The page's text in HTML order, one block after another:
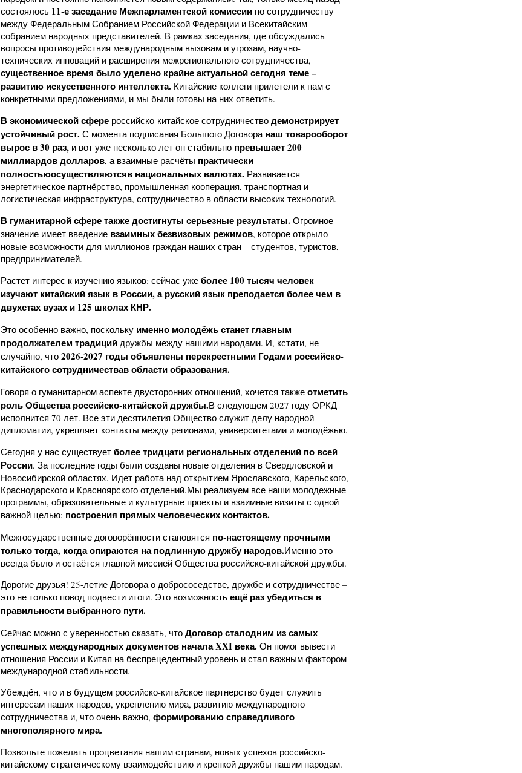
состоялось 11-е заседание Межпарламентской комиссии по сотрудничеству
между Федеральным Собранием Российской Федерации и Всекитайским
собранием народных представителей. В рамках заседания, где обсуждались
вопросы противодействия международным вызовам и угрозам, научно-
технических инноваций и расширения межрегионального сотрудничества,
существенное время было уделено крайне актуальной сегодня теме –
развитию искусственного интеллекта. Китайские коллеги прилетели к нам с
конкретными предложениями, и мы были готовы на них ответить.
В экономической сфере российско-китайское сотрудничество демонстрирует
устойчивый рост. С момента подписания Большого Договора наш товарооборот
вырос в 30 раз, и вот уже несколько лет он стабильно превышает 200
миллиардов долларов, а взаимные расчёты практически
полностьюосуществляютсяв национальных валютах. Развивается
энергетическое партнёрство, промышленная кооперация, транспортная и
логистическая инфраструктура, сотрудничество в области высоких технологий.
В гуманитарной сфере также достигнуты серьезные результаты. Огромное
значение имеет введение взаимных безвизовых режимов, которое открыло
новые возможности для миллионов граждан наших стран – студентов, туристов,
предпринимателей.
Растет интерес к изучению языков: сейчас уже более 100тысяч человек
изучают китайский язык в России, а русский язык преподается более чем в
двухстах вузах и 125 школах КНР.
Это особенно важно, поскольку именно молодёжь станет главным
продолжателем традиций дружбы между нашими народами. И, кстати, не
случайно, что 2026-2027 годы объявлены перекрестными Годами российско-
китайского сотрудничествав области образования.
Говоря о гуманитарном аспекте двусторонних отношений, хочется также отметить
роль Общества российско-китайской дружбы.В следующем 2027 году ОРКД
исполнится 70 лет. Все эти десятилетия Общество служит делу народной
дипломатии, укрепляет контакты между регионами, университетами и молодёжью.
Сегодня у нас существует более тридцати региональных отделений по всей
России. За последние годы были созданы новые отделения в Свердловской и
Новосибирской областях. Идет работа над открытием Ярославского, Карельского,
Краснодарского и Красноярского отделений.Мы реализуем все наши молодежные
программы, образовательные и культурные проекты и взаимные визиты с одной
важной целью: построения прямых человеческих контактов.
Межгосударственные договорённости становятся по-настоящему прочными
только тогда, когда опираются наподлиннуюдружбу народов.Именно это
всегда было и остаётся главной миссией Общества российско-китайской дружбы.
Дорогие друзья! 25-летие Договора о добрососедстве, дружбе и сотрудничестве –
это не только повод подвести итоги. Это возможность ещё раз убедиться в
правильности выбранного пути.
Сейчас можно с уверенностью сказать, что Договор сталодним из самых
успешных международных документов начала XXI века. Он помог вывести
отношения России и Китая на беспрецедентный уровень и стал важным фактором
международной стабильности.
Убеждён, что и в будущем российско-китайское партнерство будет служить
интересам наших народов, укреплению мира, развитию международного
сотрудничества и, что очень важно, формированию справедливого
многополярного мира.
Позвольте пожелать процветания нашим странам, новых успехов российско-
китайскому стратегическому взаимодействию и крепкой дружбы нашим народам.